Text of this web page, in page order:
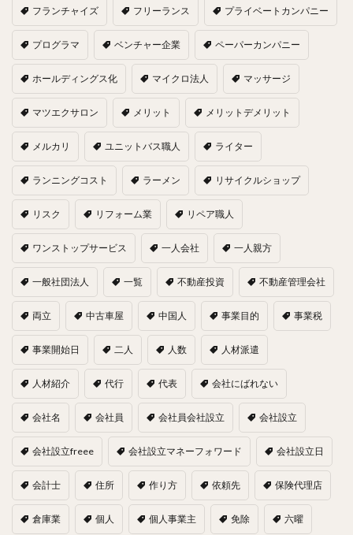
フランチャイズ フリーランス プライベートカンパニー
プログラマ ベンチャー企業 ペーパーカンパニー
ホールディングス化 マイクロ法人 マッサージ
マツエクサロン メリット メリットデメリット
メルカリ ユニットバス職人 ライター
ランニングコスト ラーメン リサイクルショップ
リスク リフォーム業 リペア職人
ワンストップサービス 一人会社 一人親方
一般社団法人 一覧 不動産投資 不動産管理会社
両立 中古車屋 中国人 事業目的 事業税
事業開始日 二人 人数 人材派遣
人材紹介 代行 代表 会社にばれない
会社名 会社員 会社員会社設立 会社設立
会社設立freee 会社設立マネーフォワード 会社設立日
会計士 住所 作り方 依頼先 保険代理店
倉庫業 個人 個人事業主 免除 六曜